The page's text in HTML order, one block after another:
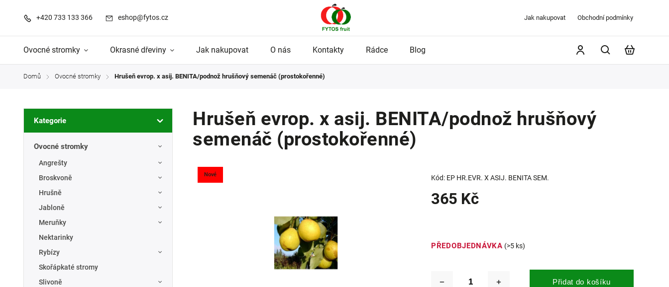
+420 733 133 366 eshop@fytos.cz Jak nakupovat Obchodní podmínky
Ovocné stromky Okrasné dřeviny Jak nakupovat O nás Kontakty Rádce Blog
Domů / Ovocné stromky / Hrušeň evrop. x asij. BENITA/podnož hrušňový semenáč (prostokořenné)
Kategorie
Ovocné stromky
Angrešty
Broskvoně
Hrušně
Jabloně
Meruňky
Nektarinky
Rybízy
Skořápkaté stromy
Slivoně
Hrušeň evrop. x asij. BENITA/podnož hrušňový
semenáč (prostokořenné)
Nové Kód: EP HR.EVR. X ASIJ. BENITA SEM.
365 Kč
PŘEDOBJEDNÁVKA (>5 ks)
Přidat do košíku